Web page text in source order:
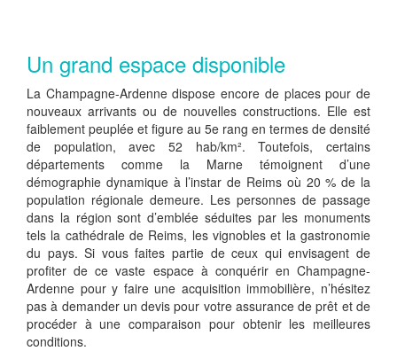
Un grand espace disponible
La Champagne-Ardenne dispose encore de places pour de
nouveaux arrivants ou de nouvelles constructions. Elle est
faiblement peuplée et figure au 5e rang en termes de densité
de population, avec 52 hab/km². Toutefois, certains
départements comme la Marne témoignent d’une
démographie dynamique à l’instar de Reims où 20 % de la
population régionale demeure. Les personnes de passage
dans la région sont d’emblée séduites par les monuments
tels la cathédrale de Reims, les vignobles et la gastronomie
du pays. Si vous faites partie de ceux qui envisagent de
profiter de ce vaste espace à conquérir en Champagne-
Ardenne pour y faire une acquisition immobilière, n’hésitez
pas à demander un devis pour votre assurance de prêt et de
procéder à une comparaison pour obtenir les meilleures
conditions.